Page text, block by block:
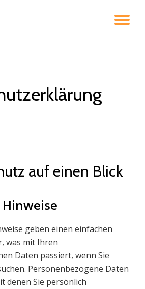
auf einen Blick
geben einen einfachen
was mit Ihren
Daten passiert, wenn Sie
Personenbezogene Daten
denen Sie persönlich